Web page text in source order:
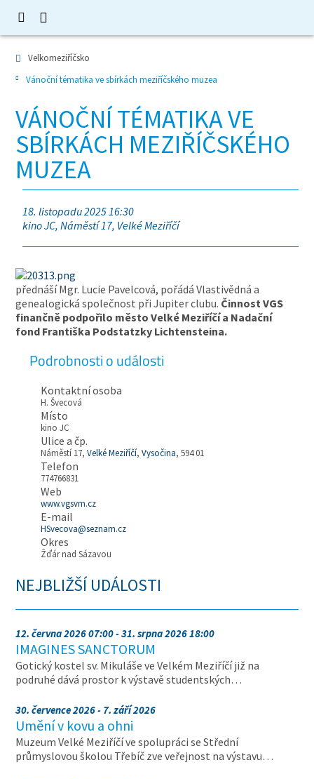
Velkomeziříčsko
Vánoční tématika ve sbírkách meziříčského muzea
VÁNOČNÍ TÉMATIKA VE
SBÍRKÁCH MEZIŘÍČSKÉHO
MUZEA
18. listopadu 2025 16:30
kino JC, Náměstí 17, Velké Meziříčí
přednáší Mgr. Lucie Pavelcová, pořádá Vlastivědná a
genealogická společnost při Jupiter clubu. Činnost VGS
finančně podpořilo město Velké Meziříčí a Nadační
fond Františka Podstatzky Lichtensteina.
Podrobnosti o události
Kontaktní osoba
H. Švecová
Místo
kino JC
Ulice a čp.
Náměstí 17,Velké Meziříčí,Vysočina, 594 01
Telefon
774766831
Web
www.vgsvm.cz
E-mail
HSvecova@seznam.cz
Okres
Žďár nad Sázavou
NEJBLIŽŠÍ UDÁLOSTI
12. června 2026 07:00 - 31. srpna 2026 18:00
IMAGINES SANCTORUM
Gotický kostel sv. Mikuláše ve Velkém Meziříčí již na
podruhé dává prostor k výstavě studentských…
30. července 2026 - 7. září 2026
Umění v kovu a ohni
Muzeum Velké Meziříčí ve spolupráci se Střední
průmyslovou školou Třebíč zve veřejnost na výstavu…